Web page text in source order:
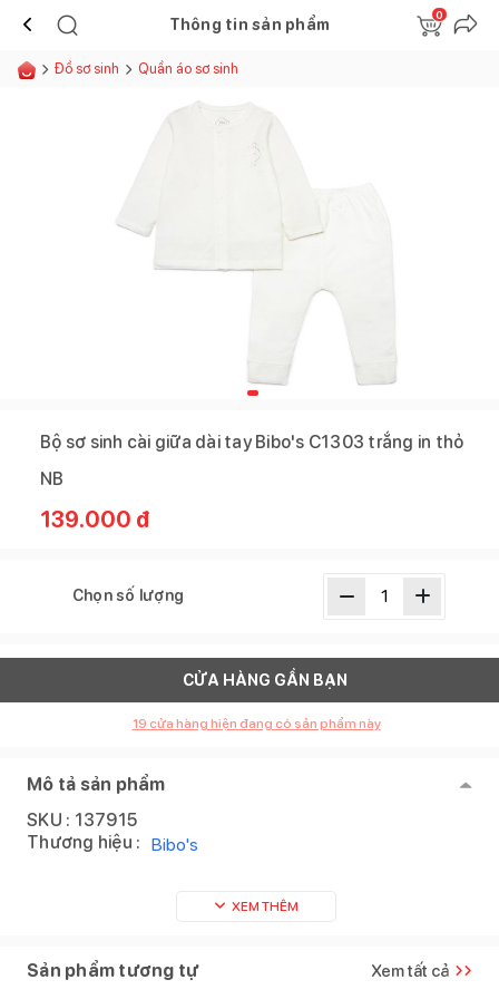
Thông tin sản phẩm
0
Đồ sơ sinh Quần áo sơ sinh
Bộ sơ sinh cài giữa dài tay Bibo's C1303 trắng in thỏ
NB
139.000 đ
Chọn số lượng
CỬA HÀNG GẦN BẠN
19 cửa hàng hiện đang có sản phẩm này
Mô tả sản phẩm
SKU : 137915
Thương hiệu : Bibo's
XEM THÊM
Sản phẩm tương tự Xem tất cả